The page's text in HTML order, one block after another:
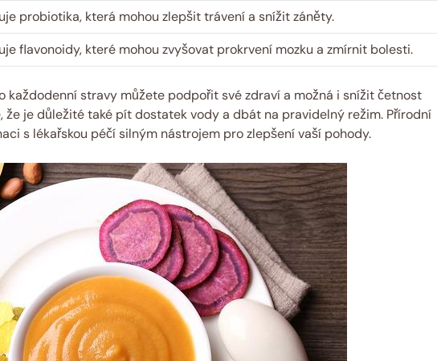
probiotika, která mohou zlepšit trávení a snížit záněty.
flavonoidy, které mohou zvyšovat prokrvení mozku a zmírnit bolesti.
každodenní stravy můžete podpořit své zdraví a možná i snížit četnost
že je důležité také pít dostatek vody a dbát na pravidelný režim. Přírodní
s lékařskou péčí silným nástrojem pro zlepšení vaší pohody.